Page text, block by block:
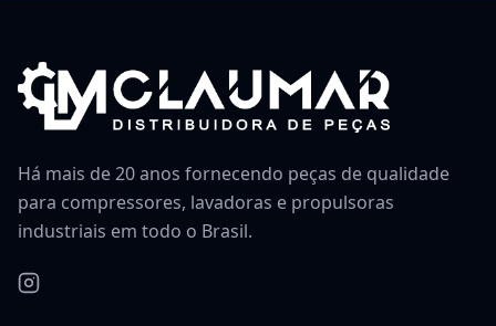
Há mais de 20 anos fornecendo peças de qualidade
para compressores, lavadoras e propulsoras
industriais em todo o Brasil.